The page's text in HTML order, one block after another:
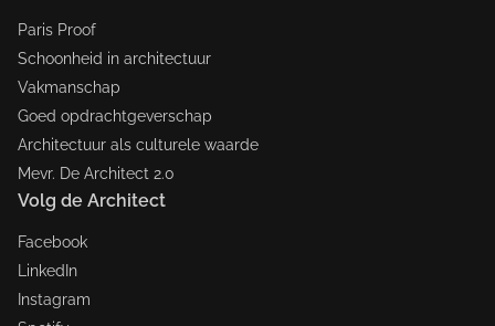
Paris Proof
Schoonheid in architectuur
Vakmanschap
Goed opdrachtgeverschap
Architectuur als culturele waarde
Mevr. De Architect 2.0
Volg de Architect
Facebook
LinkedIn
Instagram